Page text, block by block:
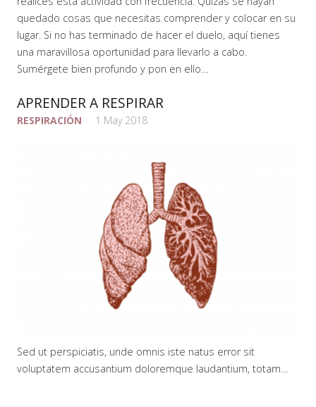
quedado cosas que necesitas comprender y colocar en su
lugar. Si no has terminado de hacer el duelo, aquí tienes
una maravillosa oportunidad para llevarlo a cabo.
Sumérgete bien profundo y pon en ello…
APRENDER A RESPIRAR
RESPIRACIÓN 1 May 2018
Sed ut perspiciatis, unde omnis iste natus error sit
voluptatem accusantium doloremque laudantium, totam…